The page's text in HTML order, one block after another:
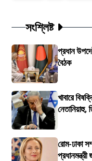
সংশ্লিষ্ট
প্রধান
বৈঠক
খাবারে
নেতানিয়াহু,
রোম-ঢাকা